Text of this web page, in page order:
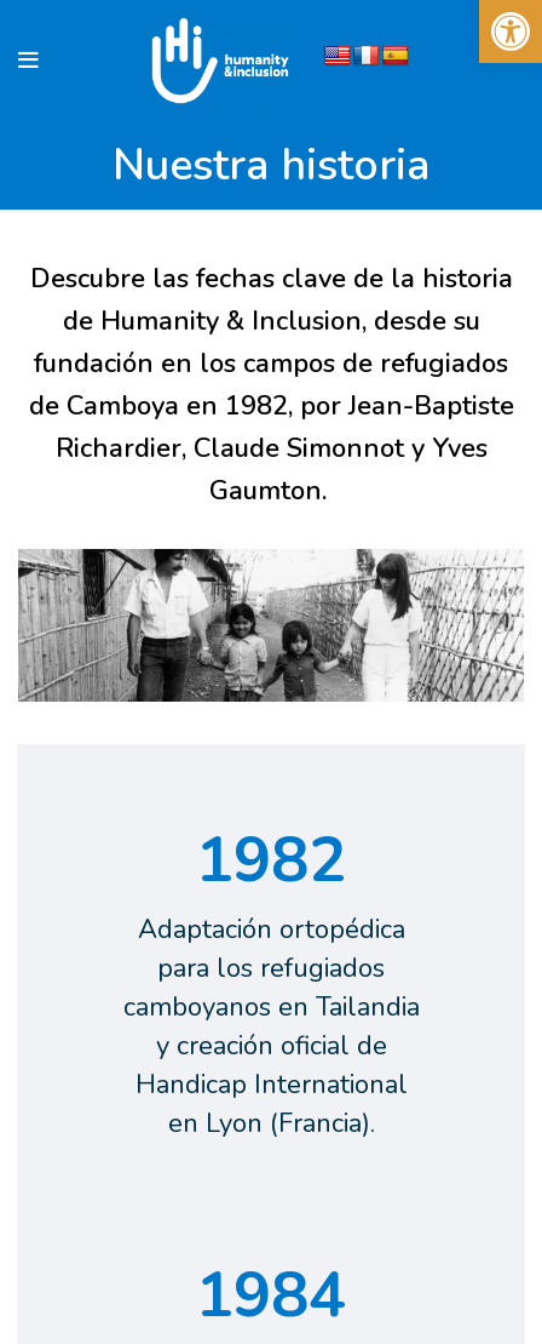
Nuestra historia
Descubre las fechas clave de la historia
de Humanity & Inclusion, desde su
fundación en los campos de refugiados
de Camboya en 1982, por Jean-Baptiste
Richardier, Claude Simonnot y Yves
Gaumton.
1982
Adaptación ortopédica
para los refugiados
camboyanos en Tailandia
y creación oficial de
Handicap International
en Lyon (Francia).
1984